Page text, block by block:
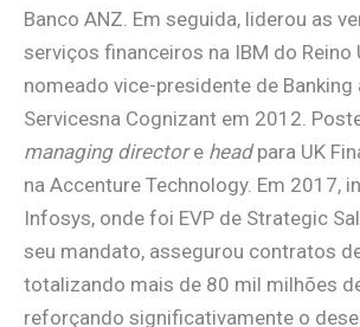
Banco ANZ. Em seguida, liderou as
serviços financeiros na IBM do Reino
nomeado vice-presidente de Banking
Servicesna Cognizant em 2012.
managing directore headpara UK
na Accenture Technology. Em 2017,
Infosys, onde foi EVP de Strategic
seu mandato, assegurou contratos
totalizando mais de 80 mil milhões
reforçando significativamente o